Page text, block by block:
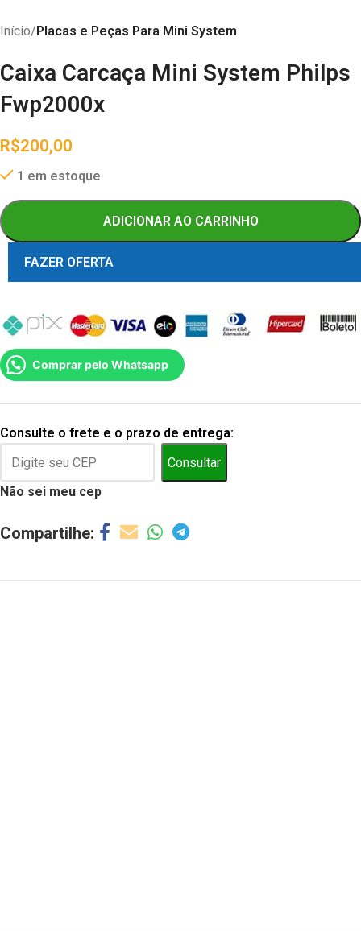
Início Placas e Peças Para Mini System
Caixa Carcaça Mini System Philps
Fwp2000x
R$200,00
1 em estoque
ADICIONAR AO CARRINHO
FAZER OFERTA
Comprar pelo Whatsapp
Consulte o frete e o prazo de entrega:
Consultar
Não sei meu cep